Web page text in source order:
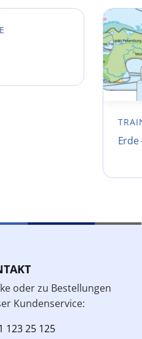
Erde
oder zu Bestellungen
Kundenservice:
123 25 125